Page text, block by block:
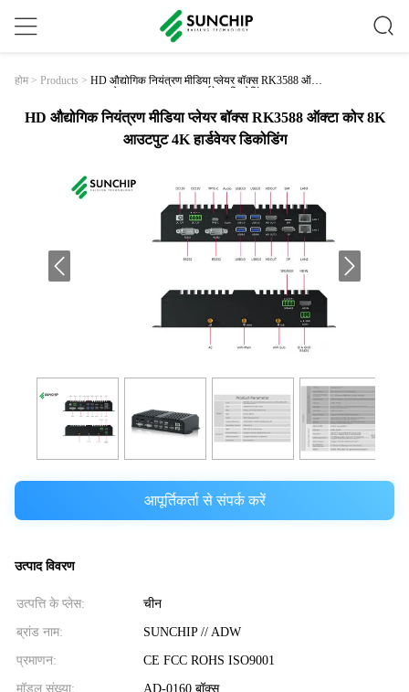
होम > Products > HD औद्योगिक नियंत्रण मीडिया प्लेयर बॉक्स RK3588 ऑ
क्टा कोर 8K आउटपुट 4K हार्डवेयर डिकोडिंग
HD औद्योगिक नियंत्रण मीडिया प्लेयर बॉक्स RK3588 ऑक्टा कोर 8K
आउटपुट 4K हार्डवेयर डिकोडिंग
आपूर्तिकर्ता से संपर्क करें
उत्पाद विवरण
उत्पत्ति के प्लेस: चीन
ब्रांड नाम: SUNCHIP // ADW
प्रमाणन: CE FCC ROHS ISO9001
मॉडल संख्या: AD-0160 बॉक्स